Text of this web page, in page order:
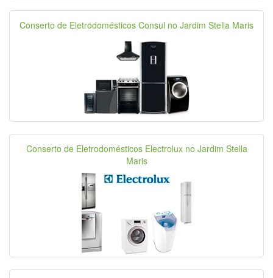
Conserto de Eletrodomésticos Consul no Jardim Stella Maris
Conserto de Eletrodomésticos Electrolux no Jardim Stella
Maris